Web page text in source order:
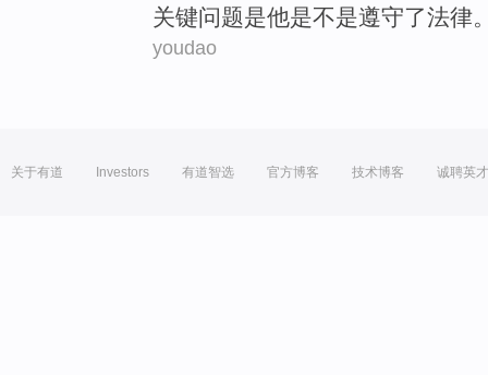
关键问题是他是不是遵守了法律
youdao
关于有道 Investors 有道智选 官方博客 技术博客 诚聘英才